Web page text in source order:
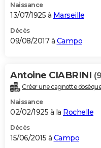
Naissance
13/07/1925 à Marseille
Décès
09/08/2017 à Campo
Antoine CIABRINI
Créer une cagnotte
Naissance
02/02/1925 à la Rochelle
Décès
15/06/2015 à Campo